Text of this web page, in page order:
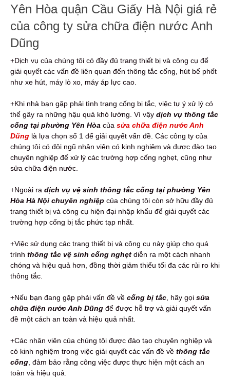
Yên Hòa quận Cầu Giấy Hà Nội giá rẻ
của công ty sửa chữa điện nước Anh
Dũng
+Dịch vụ của chúng tôi có đầy đủ trang thiết bị và công cụ để
giải quyết các vấn đề liên quan đến thông tắc cống, hút bể phốt
như xe hút, máy lò xo, máy áp lực cao.
+Khi nhà bạn gặp phải tình trạng cống bị tắc, việc tự ý xử lý có
thể gây ra những hậu quả khó lường. Vì vậy dịch vụ thông tắc
cống tại phường Yên Hòa của sửa chữa điện nước Anh
Dũng là lựa chọn số 1 để giải quyết vấn đề. Các công ty của
chúng tôi có đội ngũ nhân viên có kinh nghiệm và được đào tạo
chuyên nghiệp để xử lý các trường hợp cống nghẹt, cũng như
sửa chữa điện nước.
+Ngoài ra dịch vụ vệ sinh thông tắc cống tại phường Yên
Hòa Hà Nội chuyên nghiệp của chúng tôi còn sở hữu đầy đủ
trang thiết bị và công cụ hiện đại nhập khẩu để giải quyết các
trường hợp cống bị tắc phức tạp nhất.
+Việc sử dụng các trang thiết bị và công cụ này giúp cho quá
trình thông tắc vệ sinh cống nghẹt diễn ra một cách nhanh
chóng và hiệu quả hơn, đồng thời giảm thiểu tối đa các rủi ro khi
thông tắc.
+Nếu bạn đang gặp phải vấn đề về cống bị tắc , hãy gọi sửa
chữa điện nước Anh Dũng để được hỗ trợ và giải quyết vấn
đề một cách an toàn và hiệu quả nhất.
+Các nhân viên của chúng tôi được đào tạo chuyên nghiệp và
có kinh nghiệm trong việc giải quyết các vấn đề về thông tắc
cống , đảm bảo rằng công việc được thực hiện một cách an
toàn và hiệu quả.